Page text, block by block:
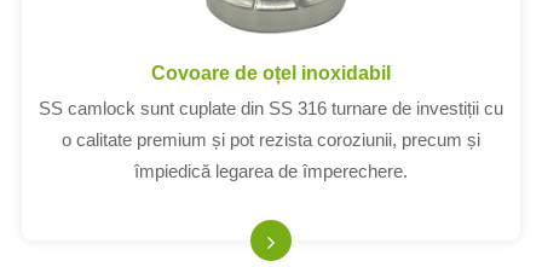
Covoare de oțel inoxidabil
SS camlock sunt cuplate din SS 316 turnare de investiții cu
o calitate premium și pot rezista coroziunii, precum și
împiedică legarea de împerechere.